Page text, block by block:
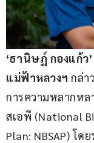
‘ธานิษฏ์ กองแก้ว
แม่ฟ้าหลวงฯ กล่า
การความหลากห
สเอพี (National
Plan: NBSAP) โ